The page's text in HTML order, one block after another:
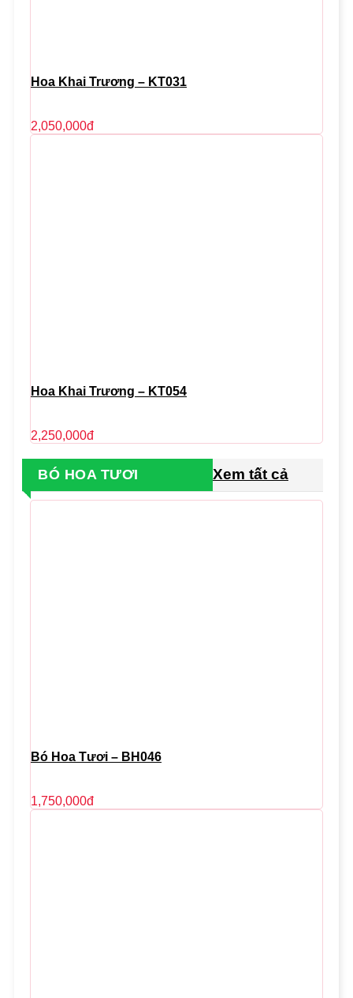
Hoa Khai Trương – KT031
2,050,000đ
Hoa Khai Trương – KT054
2,250,000đ
BÓ HOA TƯƠI Xem tất cả
Bó Hoa Tươi – BH046
1,750,000đ